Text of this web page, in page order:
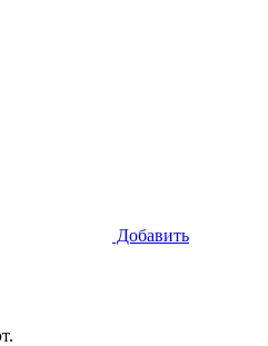
Добавить